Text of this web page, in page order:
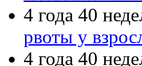
4 года 40
рвоты у
4 года 40